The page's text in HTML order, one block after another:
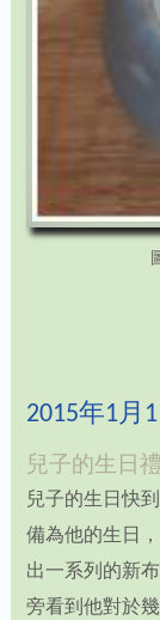
2015年1月1
兒子的生日
兒子的生日快
備為他的生日
出一系列的新
旁看到他對於